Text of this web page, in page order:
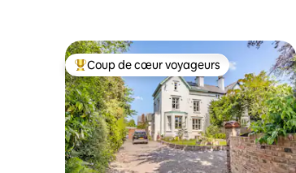
Coups de cœur voyageurs les plus
Coup de cœur voyageurs